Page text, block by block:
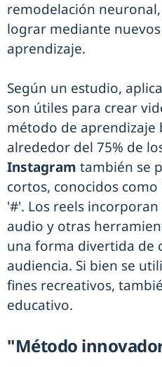
remodelación
lograr mediante
aprendizaje.
Según un estudio,
son útiles para crear
método de
alrededor del 75% de
Instagram también se
cortos, conocidos
'#'. Los reels
audio y otras
una forma divertida de
audiencia. Si bien se
fines recreativos,
educativo.
"Método